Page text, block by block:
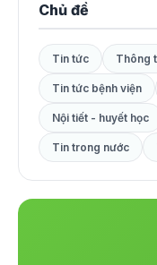
Chủ đề
Tin tức Thông
Tin tức bệnh viện
Nội tiết - huyết học
Tin trong nước